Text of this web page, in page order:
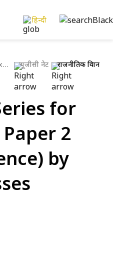
हिन्दी
Teaching Exams यूजीसी नेट राजनीतिक विज्ञान
for
Paper 2
by